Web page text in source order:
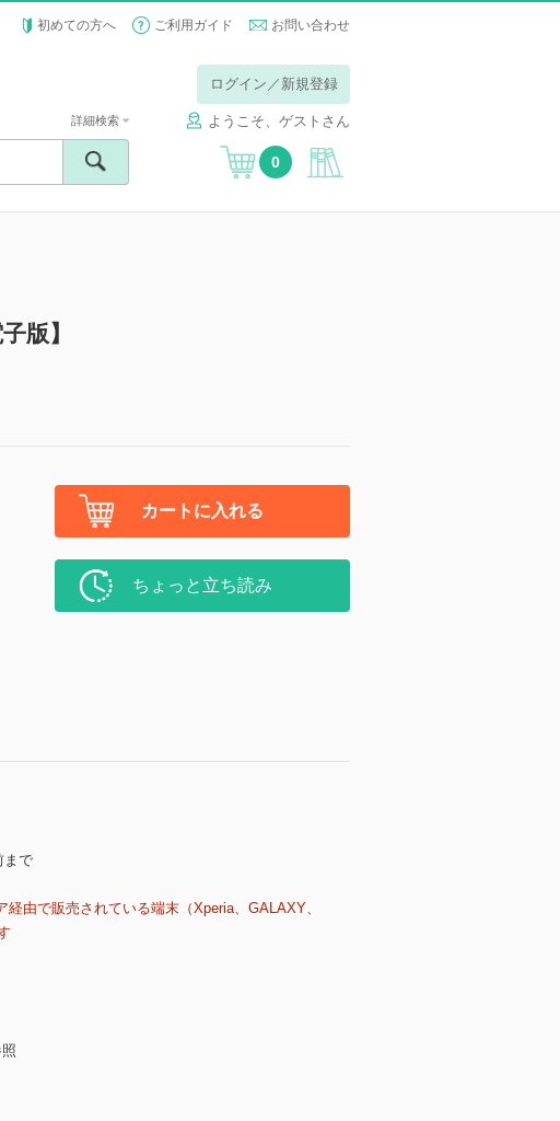
初めての方へ ご利用ガイド お問い合わせ
ログイン／新規登録
ようこそ、ゲストさん
詳細検索
0
版】
カートに入れる
ちょっと立ち読み
まで
由で販売されている端末（Xperia、GALAXY、